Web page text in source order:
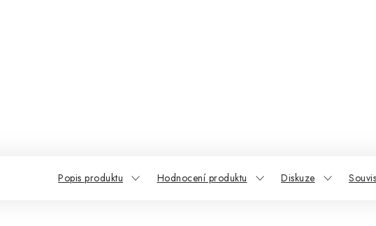
Popis produktu Hodnocení produktu Diskuze